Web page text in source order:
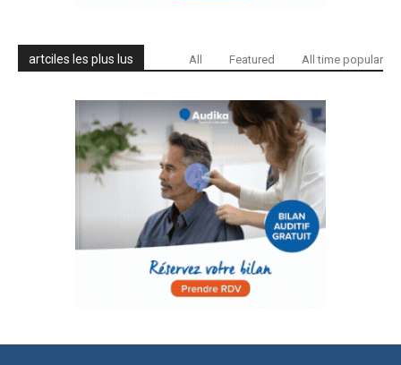
artciles les plus lus All Featured All time popular